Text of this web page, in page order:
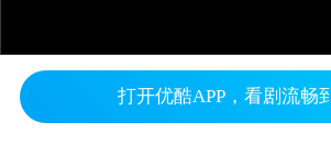
打开优酷APP，看剧流畅